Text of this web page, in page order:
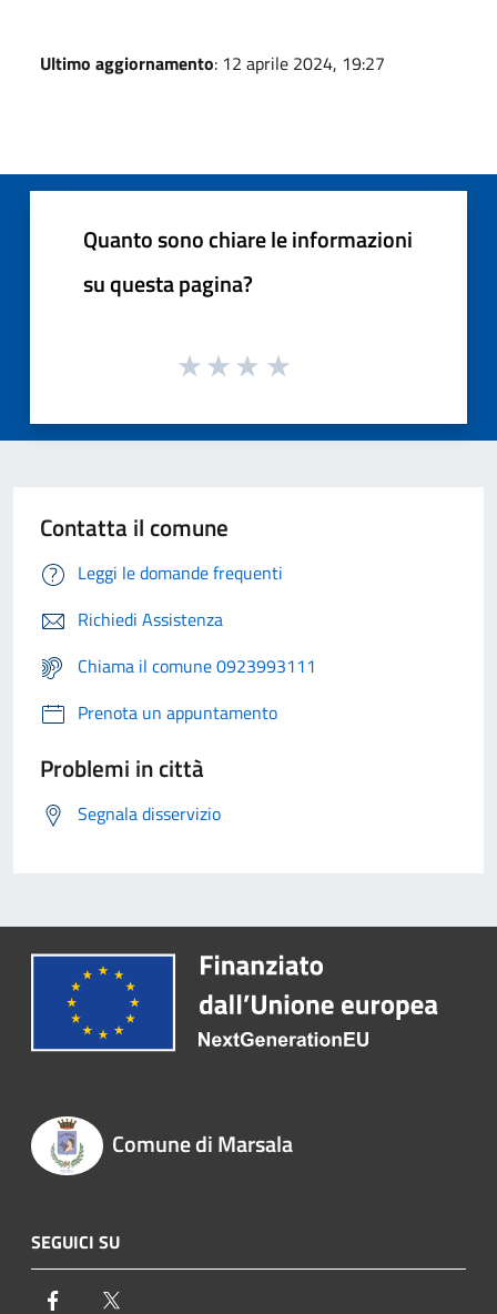
Ultimo aggiornamento: 12 aprile 2024, 19:27
Quanto sono chiare le informazioni
su questa pagina?
Contatta il comune
Leggi le domande frequenti
Richiedi Assistenza
Chiama il comune 0923993111
Prenota un appuntamento
Problemi in città
Segnala disservizio
Comune di Marsala
SEGUICI SU
Facebook